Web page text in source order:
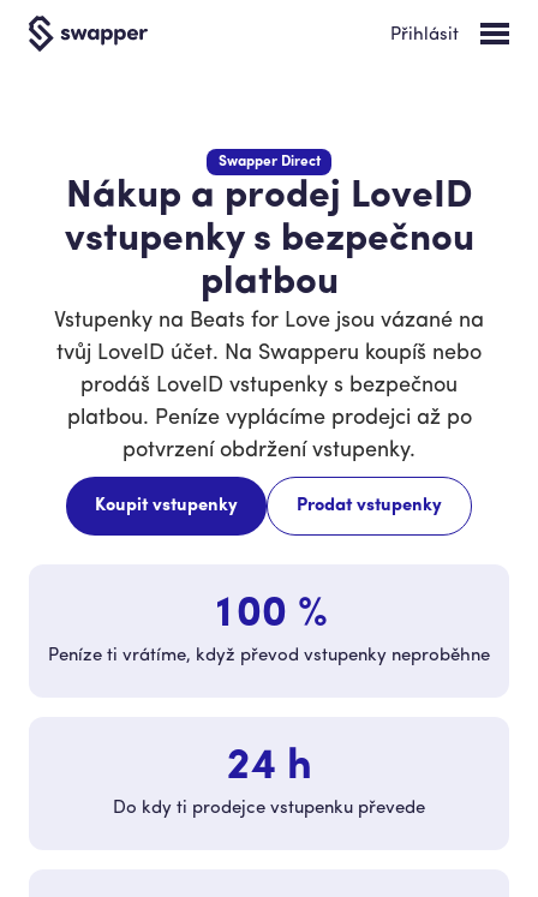
Přihlásit
Swapper Direct
Nákup a prodej LoveID
vstupenky s bezpečnou
platbou
Vstupenky na Beats for Love jsou vázané na
tvůj LoveID účet. Na Swapperu koupíš nebo
prodáš LoveID vstupenky s bezpečnou
platbou. Peníze vyplácíme prodejci až po
potvrzení obdržení vstupenky.
Koupit vstupenky Prodat vstupenky
100 %
Peníze ti vrátíme, když převod vstupenky neproběhne
24 h
Do kdy ti prodejce vstupenku převede